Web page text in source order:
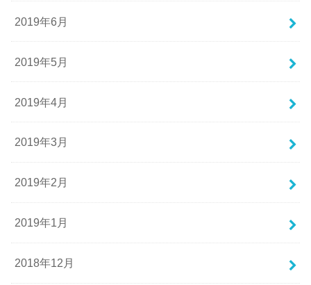
2019年6月
2019年5月
2019年4月
2019年3月
2019年2月
2019年1月
2018年12月